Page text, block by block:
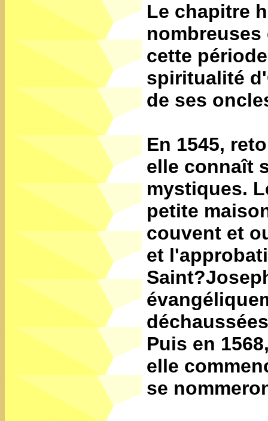
Le chapitre
cette
spiritualité
de ses
En 1545,
elle connaît
mystiques.
petite
couvent et
et
Puis en
elle
se